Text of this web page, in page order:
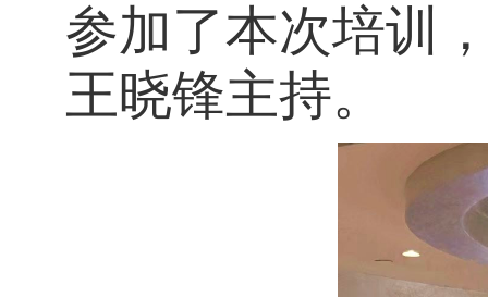
参加了本次培训
王晓锋主持。